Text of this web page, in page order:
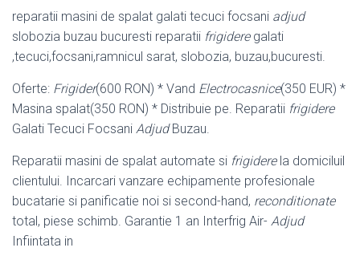
reparatii masini de spalat galati tecuci focsani adjud
slobozia buzau bucuresti reparatii frigideregalati
,tecuci,focsani,ramnicul sarat, slobozia, buzau,bucuresti.
Oferte: Frigider(600 RON) * Vand Electrocasnice(350 EUR) *
Masina spalat(350 RON) * Distribuie pe. Reparatii frigidere
Galati Tecuci Focsani AdjudBuzau.
Reparatii masini de spalat automate si frigiderela domiciluil
clientului. Incarcari vanzare echipamente profesionale
bucatarie si panificatie noi si second-hand, reconditionate
total, piese schimb. Garantie 1 an Interfrig Air- Adjud
Infiintata in